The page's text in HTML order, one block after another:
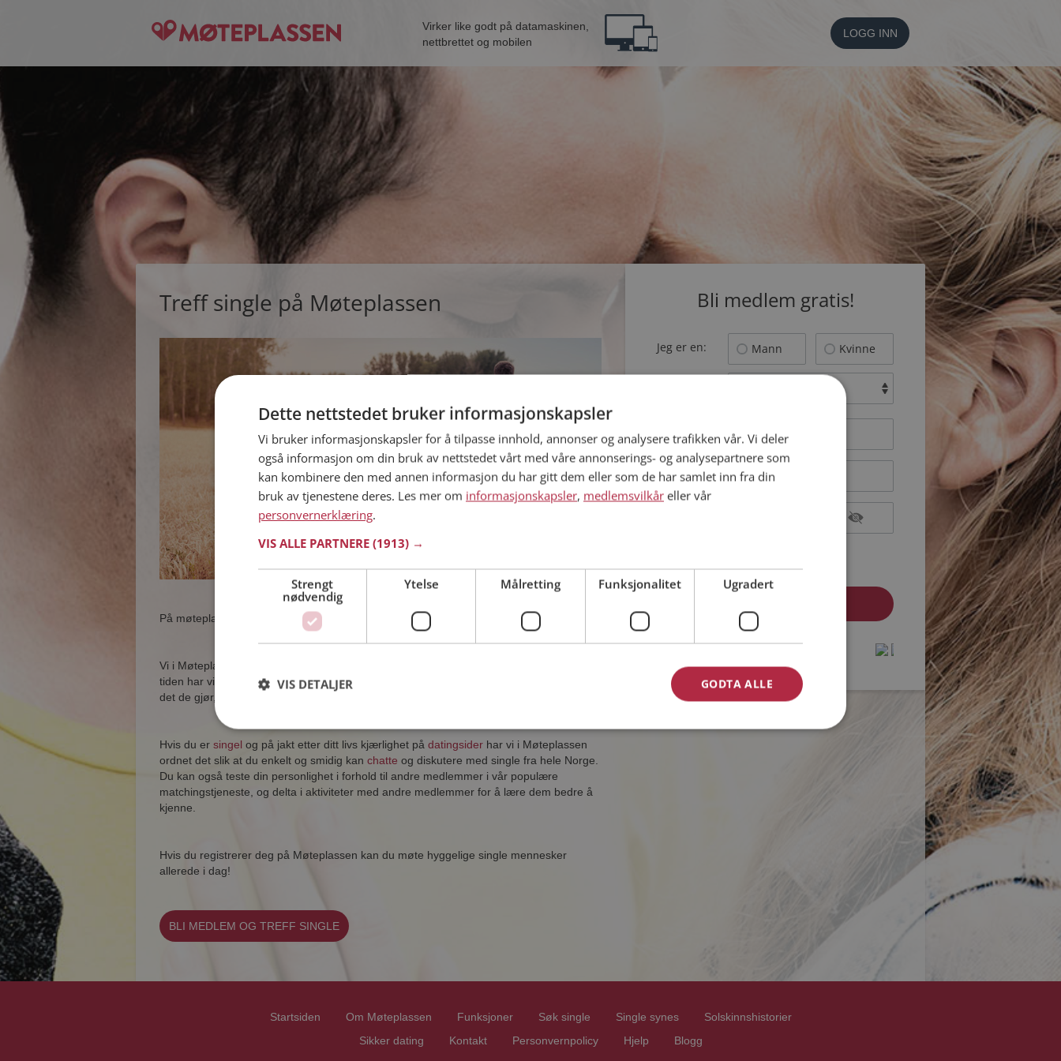
Virker like godt på datamaskinen,
nettbrettet og mobilen
LOGG INN
Treff single på Møteplassen
På møteplassen treffer du andre single i vårt langstrakte land, på jakt etter kjærligheten.
Vi i Møteplassen har hjulpet single nordmenn å finne hverandre siden 2001, og med
tiden har vi blitt utrolig gode på det vi gjør. Men egentlig er det brukerne som er gode på
det de gjør, det vi står til tjeneste med er bare selve møteplassen, der de single møtes.
Hvis du er singel og på jakt etter ditt livs kjærlighet på datingsider har vi i Møteplassen
ordnet det slik at du enkelt og smidig kan chatte og diskutere med single fra hele Norge.
Du kan også teste din personlighet i forhold til andre medlemmer i vår populære
matchingstjeneste, og delta i aktiviteter med andre medlemmer for å lære dem bedre å
kjenne.
Hvis du registrerer deg på Møteplassen kan du møte hyggelige single mennesker
allerede i dag!
BLI MEDLEM OG TREFF SINGLE
Bli medlem gratis!
Jeg er en: Mann Kvinne
Jeg akseptererPersonvernreglene
Allerede medlem? Logg inn her »
protected byreCAPTCHA
Privacy-Terms
protected byreCAPTCHA
Privacy-Terms
Startsiden Om Møteplassen Funksjoner Søk single Single synes
Solskinnshistorier
Sikker dating
Kontakt Personvernpolicy Hjelp Blogg
Dette nettstedet bruker informasjonskapsler
Vi bruker informasjonskapsler for å tilpasse innhold, annonser og analysere trafikken vår. Vi deler
også informasjon om din bruk av nettstedet vårt med våre annonserings- og analysepartnere som
kan kombinere den med annen informasjon du har gitt dem eller som de har samlet inn fra din
bruk av tjenestene deres. Les mer om informasjonskapsler, medlemsvilkår eller vår
personvernerklæring.
VIS ALLE PARTNERE (1913) →
Strengt
nødvendig
Ytelse Målretting Funksjonalitet Ugradert
GODTA ALLE
VIS DETALJER